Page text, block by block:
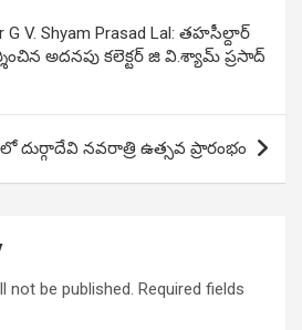
G V. Shyam Prasad Lal: తహసీల్దార్
అదనపు కలెక్టర్ జి వి.శ్యామ్ ప్రసాద్
దుర్గాదేవి నవరాత్రి ఉత్సవ ప్రారంభం
not be published. Required fields